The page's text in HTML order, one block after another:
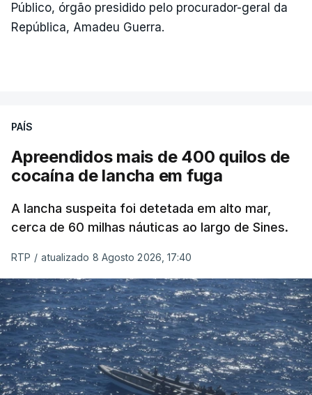
Público, órgão presidido pelo procurador-geral da
República, Amadeu Guerra.
PAÍS
Apreendidos mais de 400 quilos de
cocaína de lancha em fuga
A lancha suspeita foi detetada em alto mar,
cerca de 60 milhas náuticas ao largo de Sines.
RTP / atualizado 8 Agosto 2026, 17:40